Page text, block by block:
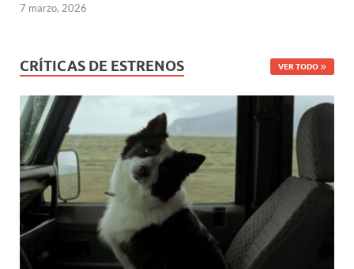
7 marzo, 2026
CRÍTICAS DE ESTRENOS VER TODO